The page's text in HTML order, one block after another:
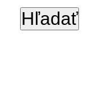
Hľadať